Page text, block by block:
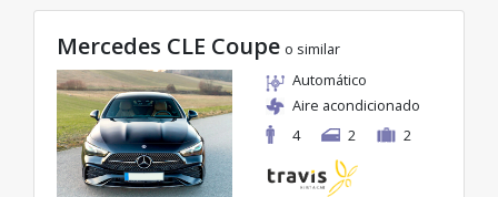
Mercedes CLE Coupe o similar
Automático
Aire acondicionado
4
2 2